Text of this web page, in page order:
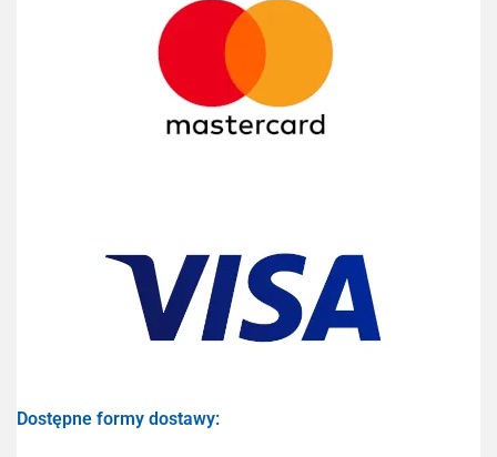
Dostępne formy dostawy: